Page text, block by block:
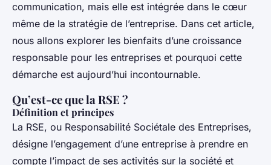
communication, mais elle est intégrée dans le cœur
même de la stratégie de l’entreprise. Dans cet article,
nous allons explorer les bienfaits d’une croissance
responsable pour les entreprises et pourquoi cette
démarche est aujourd’hui incontournable.
Qu’est-ce que la RSE ?
Définition et principes
La RSE, ou Responsabilité Sociétale des Entreprises,
désigne l’engagement d’une entreprise à prendre en
compte l’impact de ses activités sur la société et